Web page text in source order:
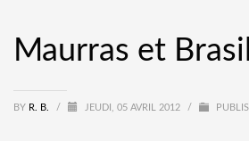
Maurras et
BY R. B. / JEUDI, 05 AVRIL 2012 /